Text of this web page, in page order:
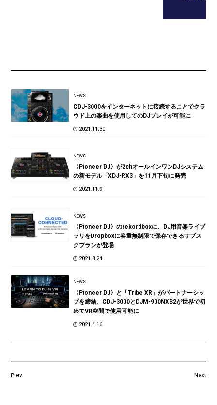
NEWS
CDJ-3000をインターネットに接続することでクラ
ウド上の楽曲を使用してのDJプレイが可能に
2021.11.30
NEWS
〈Pioneer DJ〉が2chオールインワンDJシステム
の新モデル「XDJ-RX3」を11月下旬に発売
2021.11.9
NEWS
〈Pioneer DJ〉のrekordboxに、DJ用音楽ライブ
ラリをDropboxに容量無制限で保存できるサブス
クプランが登場
2021.8.24
NEWS
〈Pioneer DJ〉と「Tribe XR」がパートナーシッ
プを締結、CDJ-3000とDJM-900NXS2が世界で初
めてVR空間で使用可能に
2021.4.16
Prev Next